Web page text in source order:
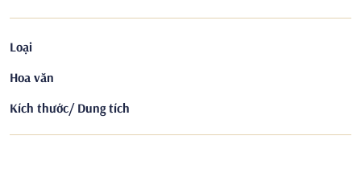
Loại
Hoa văn
Kích thước/ Dung tích